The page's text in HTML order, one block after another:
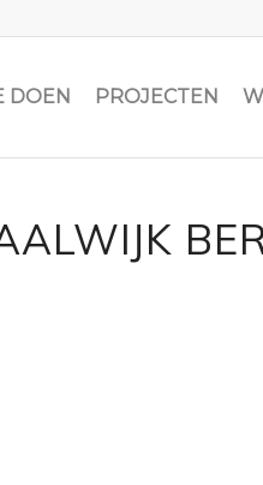
DOEN PROJECTEN